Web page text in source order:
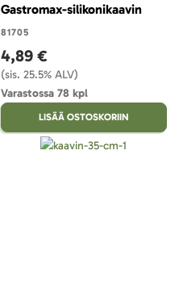
Gastromax-silikonikaavin
81705
4,89 €
(sis. 25.5% ALV)
Varastossa 78 kpl
LISÄÄ OSTOSKORIIN